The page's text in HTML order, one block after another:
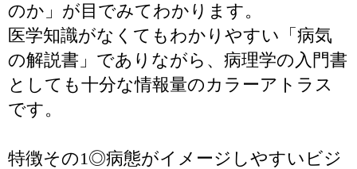
のか」が目でみてわかります。
医学知識がなくてもわかりやすい「病気
の解説書」でありながら、病理学の入門書
としても十分な情報量のカラーアトラス
です。
特徴その1◎病態がイメージしやすいビジ